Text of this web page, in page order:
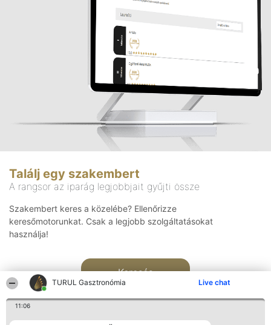
TURUL Gasztronómia Live chat
11:06
Találj egy szakembert
A rangsor az iparág legjobbjait gyűjti össze
Szakembert keres a közelébe? Ellenőrizze
keresőmotorunkat. Csak a legjobb szolgáltatásokat
használja!
Keresés